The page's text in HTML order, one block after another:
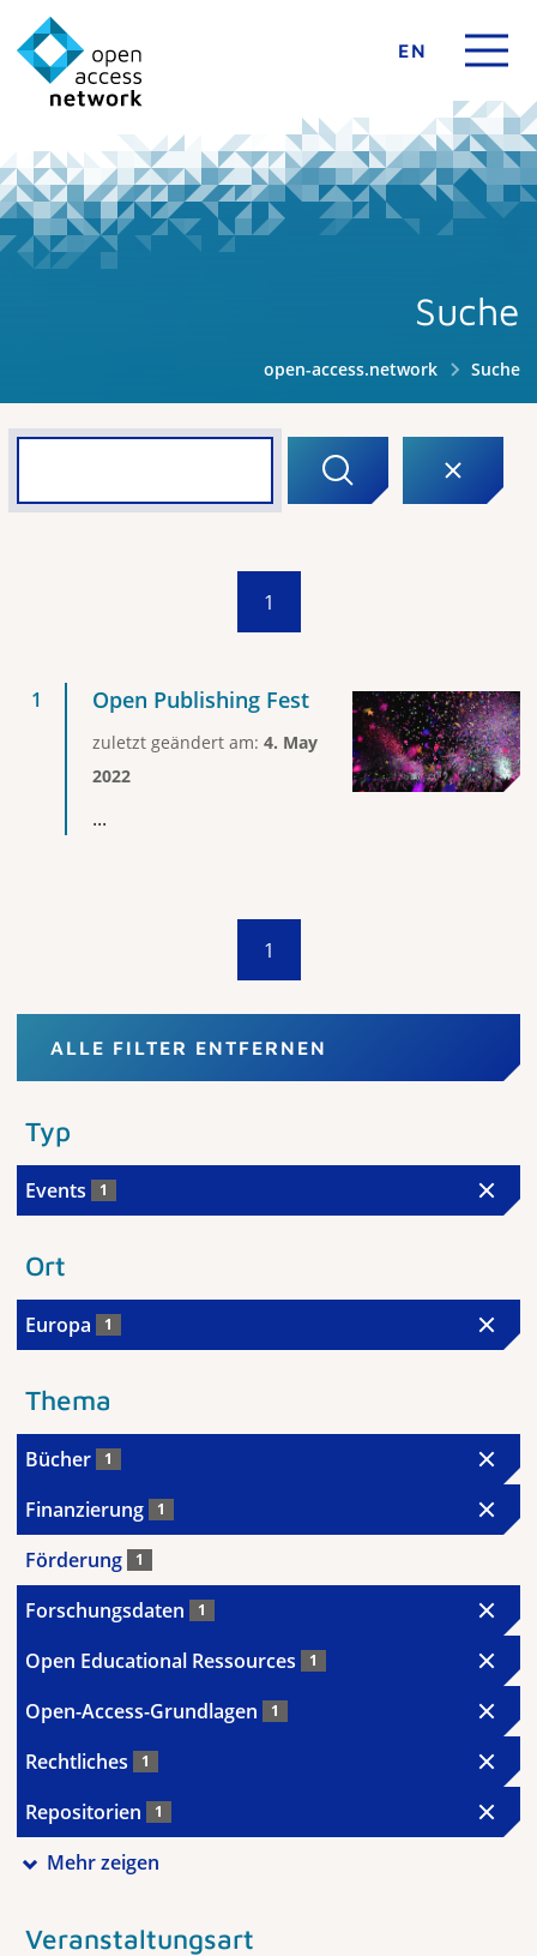
EN
Suche
open-access.network Suche
1
Open Publishing Fest
zuletzt geändert am: 4. May
2022
...
1
ALLE FILTER ENTFERNEN
Typ
Events 1
Ort
Europa 1
Thema
Bücher 1
Finanzierung 1
Förderung 1
Forschungsdaten 1
Open Educational Ressources 1
Open-Access-Grundlagen 1
Rechtliches 1
Repositorien 1
Mehr zeigen
Veranstaltungsart